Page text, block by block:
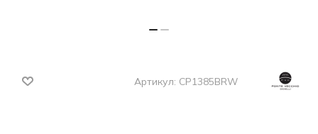
Артикул: CP1385BRW